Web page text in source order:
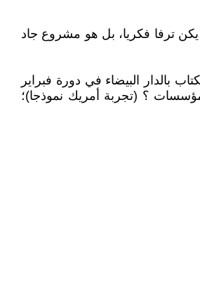
يكن ترفا فكريا، بل هو مشروع جاد
بالدار البيضاء في دورة فبراير
للمؤسسات ؟ (تجربة أمريك نموذجا)؛